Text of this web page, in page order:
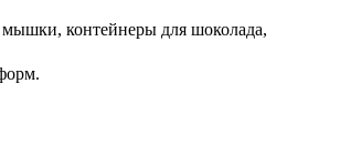
контейнеры для шоколада,